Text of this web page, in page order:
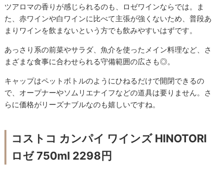
ツアロマの香りが感じられるのも、ロゼワインならでは。ま
た、赤ワインや白ワインに比べて主張が強くないため、普段あ
まりワインを飲まないという方でも飲みやすいはずです。
あっさり系の前菜やサラダ、魚介を使ったメイン料理など、さ
まざまな食事に合わせられる守備範囲の広さも◎。
キャップはペットボトルのようにひねるだけで開閉できるの
で、オープナーやソムリエナイフなどの道具は要りません。さ
らに価格がリーズナブルなのも嬉しいですね。
コストコ カンパイ ワインズ HINOTORI
ロゼ 750ml 2298円